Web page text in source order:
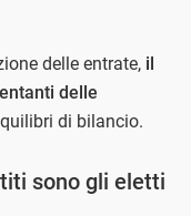
delle entrate, il
delle
di bilancio.
sono gli eletti